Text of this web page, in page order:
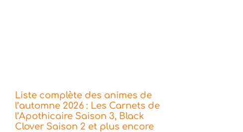
Liste complète des animes de
l’automne 2026 : Les Carnets de
l’Apothicaire Saison 3, Black
Clover Saison 2 et plus encore